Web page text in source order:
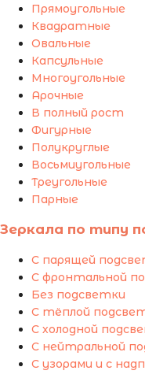
Прямоугольные
Квадратные
Овальные
Капсульные
Многоугольные
Арочные
В полный рост
Фигурные
Полукруглые
Восьмиугольные
Треугольные
Парные
Зеркала по типу
С парящей
С фронтальной
Без подсветки
С тёплой
С холодной
С нейтральной
С узорами и с